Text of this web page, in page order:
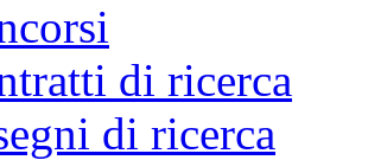
di ricerca
di ricerca